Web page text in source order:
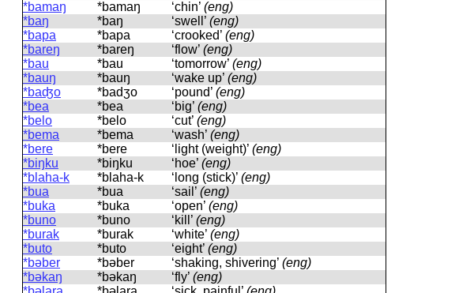
*bamaŋ
*bamaŋ ‘chin’ (eng)
*baŋ
*baŋ ‘swell’ (eng)
*bapa
*bapa ‘crooked’ (eng)
*bareŋ
*bareŋ ‘flow’ (eng)
*bau
*bau ‘tomorrow’ (eng)
*bauŋ
*bauŋ ‘wake up’ (eng)
*baʤo
*badʒo ‘pound’ (eng)
*bea
*bea ‘big’ (eng)
*belo
*belo ‘cut’ (eng)
*bema
*bema ‘wash’ (eng)
*bere
*bere ‘light (weight)’ (eng)
*biŋku
*biŋku ‘hoe’ (eng)
*blaha-k
*blaha-k ‘long (stick)’ (eng)
*bua
*bua ‘sail’ (eng)
*buka
*buka ‘open’ (eng)
*buno
*buno ‘kill’ (eng)
*burak
*burak ‘white’ (eng)
*buto
*buto ‘eight’ (eng)
*bəber
*bəber ‘shaking, shivering’ (eng)
*bəkaŋ
*bəkaŋ ‘fly’ (eng)